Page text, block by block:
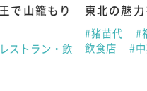
で山籠もり
ストラン・飲
東北の魅
#猪苗代
#
飲食店
#